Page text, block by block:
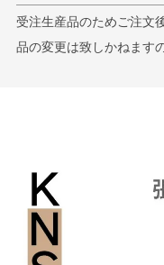
受注生産品のためご注文
品の変更は致しかねます